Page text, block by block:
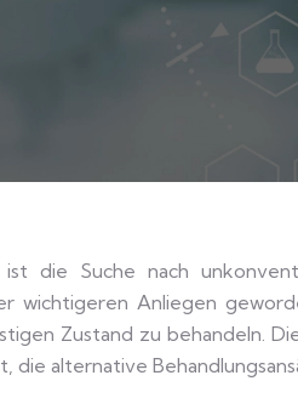
die Suche nach
wichtigeren Anliegen
Zustand zu behandeln.
die alternative